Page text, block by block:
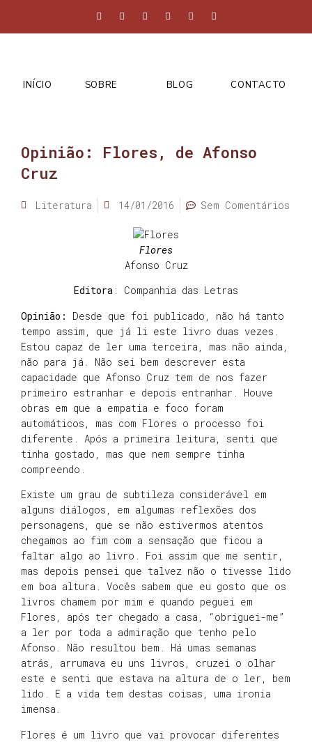
INÍCIO SOBRE BLOG CONTACTO
Opinião: Flores, de Afonso
Cruz
Literatura 14/01/2016 Sem Comentários
Flores
Afonso Cruz
Editora : Companhia das Letras
Opinião: Desde que foi publicado, não há tanto
tempo assim, que já li este livro duas vezes.
Estou capaz de ler uma terceira, mas não ainda,
não para já. Não sei bem descrever esta
capacidade que Afonso Cruz tem de nos fazer
primeiro estranhar e depois entranhar. Houve
obras em que a empatia e foco foram
automáticos, mas com Flores o processo foi
diferente. Após a primeira leitura, senti que
tinha gostado, mas que nem sempre tinha
compreendo.
Existe um grau de subtileza considerável em
alguns diálogos, em algumas reflexões dos
personagens, que se não estivermos atentos
chegamos ao fim com a sensação que ficou a
faltar algo ao livro. Foi assim que me sentir,
mas depois pensei que talvez não o tivesse lido
em boa altura. Vocês sabem que eu gosto que os
livros chamem por mim e quando peguei em
Flores, após ter chegado a casa, “obriguei-me”
a ler por toda a admiração que tenho pelo
Afonso. Não resultou bem. Há umas semanas
atrás, arrumava eu uns livros, cruzei o olhar
este e senti que estava na altura de o ler, bem
lido. E a vida tem destas coisas, uma ironia
imensa.
Flores é um livro que vai provocar diferentes